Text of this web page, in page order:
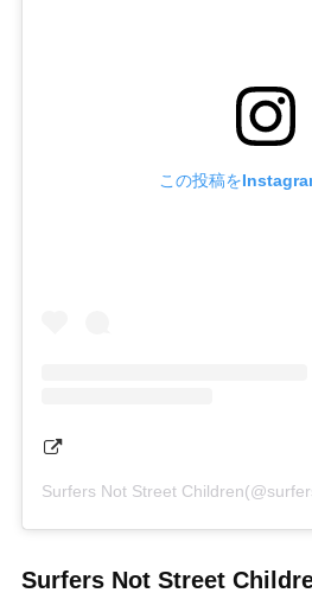
この投稿を
Surfers Not Street